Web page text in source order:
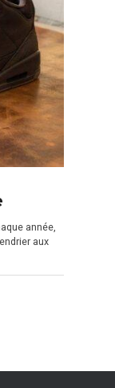
année,
aux